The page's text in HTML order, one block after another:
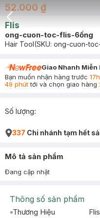
Back Icon
52.000 ₫
Flis
ong-cuon-toc-flis-6ống
Hair Tool(SKU: ong-cuon-
Giao Nhanh Miễn
Bạn muốn nhận hàng trước 17h
49 phúttới và chọn giao hàng
Số lượng:
337 Chi nhánh tạm hết
Mô tả sản phẩm
Đang cập nhật
Thông số sản phẩm
Thương Hiệu
Flis